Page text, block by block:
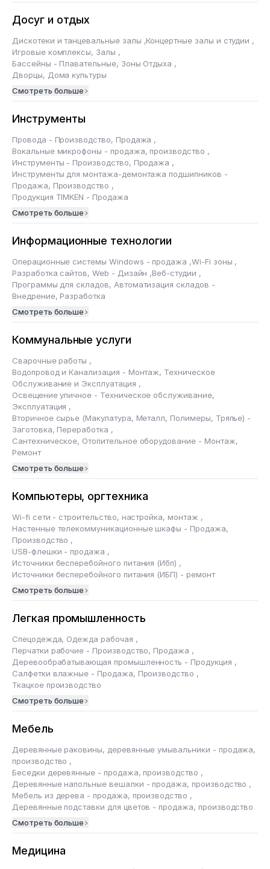
Досуг и отдых
Дискотеки и танцевальные залы ,Концертные залы и студии ,
Игровые комплексы, Залы ,
Бассейны - Плавательные, Зоны Отдыха ,
Дворцы, Дома культуры
Смотреть больше
Инструменты
Провода - Производство, Продажа ,
Вокальные микрофоны - продажа, производство ,
Инструменты - Производство, Продажа ,
Инструменты для монтажа-демонтажа подшипников -
Продажа, Производство ,
Продукция TIMKEN - Продажа
Смотреть больше
Информационные технологии
Операционные системы Windows - продажа ,Wi-Fi зоны ,
Разработка сайтов, Web - Дизайн ,Веб-студии ,
Программы для складов, Автоматизация складов -
Внедрение, Разработка
Смотреть больше
Коммунальные услуги
Сварочные работы ,
Водопровод и Канализация - Монтаж, Техническое
Обслуживание и Эксплуатация ,
Освещение уличное - Техническое обслуживание,
Эксплуатация ,
Вторичное сырье (Макулатура, Металл, Полимеры, Тряпье) -
Заготовка, Переработка ,
Сантехническое, Отопительное оборудование - Монтаж,
Ремонт
Смотреть больше
Компьютеры, оргтехника
Wi-fi сети - строительство, настройка, монтаж ,
Настенные телекоммуникационные шкафы - Продажа,
Производство ,
USB-флешки - продажа ,
Источники бесперебойного питания (Ибп) ,
Источники бесперебойного питания (ИБП) - ремонт
Смотреть больше
Легкая промышленность
Спецодежда, Одежда рабочая ,
Перчатки рабочие - Производство, Продажа ,
Деревообрабатывающая промышленность - Продукция ,
Салфетки влажные - Продажа, Производство ,
Ткацкое производство
Смотреть больше
Мебель
Деревянные раковины, деревянные умывальники - продажа,
производство ,
Беседки деревянные - продажа, производство ,
Деревянные напольные вешалки - продажа, производство ,
Мебель из дерева - продажа, производство ,
Деревянные подставки для цветов - продажа, производство
Смотреть больше
Медицина